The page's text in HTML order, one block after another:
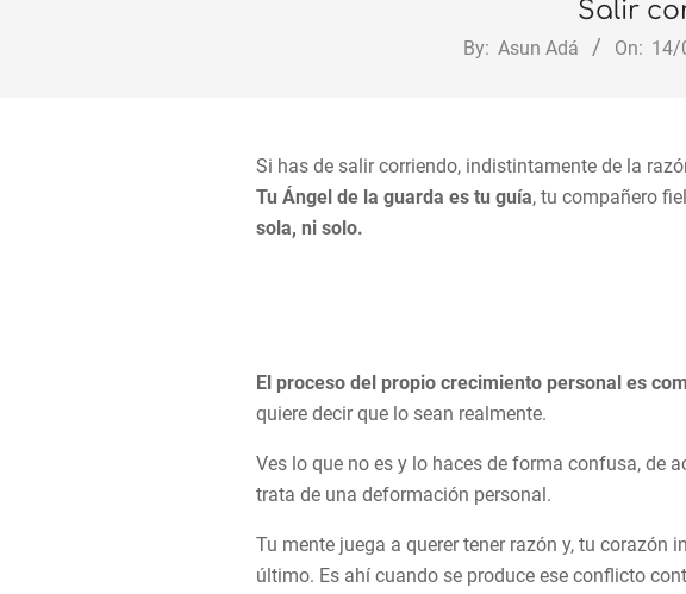
Salir
By: Asun Adá On: 14/
Si has de salir corriendo, indistintamente de la
Tu Ángel de la guarda es tu guía, tu compañero
sola, ni solo.
El proceso del propio crecimiento personal es
quiere decir que lo sean realmente.
Ves lo que no es y lo haces de forma confusa, de
trata de una deformación personal.
Tu mente juega a querer tener razón y, tu corazón
último. Es ahí cuando se produce ese conflicto